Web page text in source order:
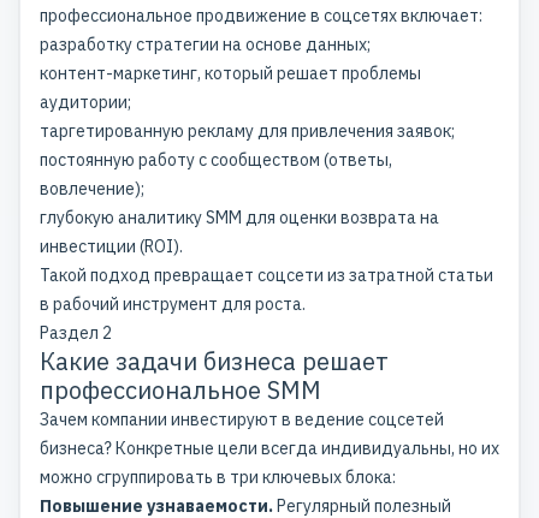
профессиональное продвижение в соцсетях включает:
разработку стратегии на основе данных;
контент-маркетинг, который решает проблемы
аудитории;
таргетированную рекламу для привлечения заявок;
постоянную работу с сообществом (ответы,
вовлечение);
глубокую аналитику SMM для оценки возврата на
инвестиции (ROI).
Такой подход превращает соцсети из затратной статьи
в рабочий инструмент для роста.
Раздел 2
Какие задачи бизнеса решает
профессиональное SMM
Зачем компании инвестируют в ведение соцсетей
бизнеса? Конкретные цели всегда индивидуальны, но их
можно сгруппировать в три ключевых блока:
Повышение узнаваемости.Регулярный полезный